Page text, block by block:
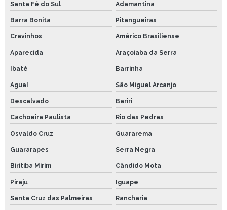
Santa Fé do Sul Adamantina
Barra Bonita Pitangueiras
Cravinhos Américo Brasiliense
Aparecida Araçoiaba da Serra
Ibaté Barrinha
Aguaí São Miguel Arcanjo
Descalvado Bariri
Cachoeira Paulista Rio das Pedras
Osvaldo Cruz Guararema
Guararapes Serra Negra
Biritiba Mirim Cândido Mota
Piraju Iguape
Santa Cruz das Palmeiras Rancharia